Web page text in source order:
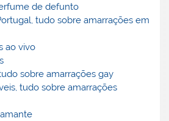
de defunto
tudo sobre amarrações em
ao vivo
sobre amarrações gay
tudo sobre amarrações